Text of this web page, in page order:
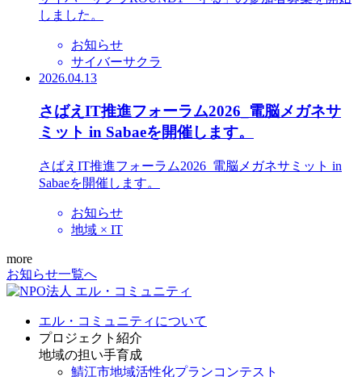
しました。
お知らせ
サイバーサクラ
2026.04.13
さばえIT推進フォーラム2026_電脳メガネサ
ミット in Sabaeを開催します。
さばえIT推進フォーラム2026_電脳メガネサミット in
Sabaeを開催します。
お知らせ
地域 × IT
more
お知らせ一覧へ
エル・コミュニティについて
プロジェクト紹介
地域の担い手育成
鯖江市地域活性化プランコンテスト